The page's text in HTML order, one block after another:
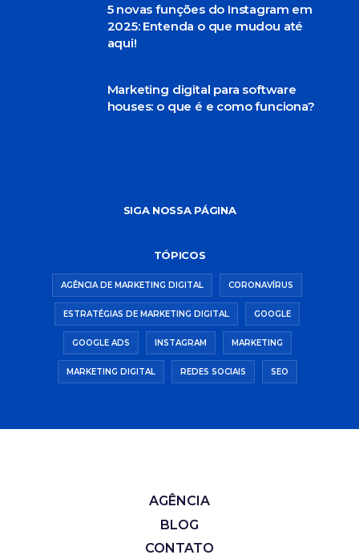
5 novas funções do Instagram em
2025: Entenda o que mudou até
aqui!
Marketing digital para software
houses: o que é e como funciona?
SIGA NOSSA PÁGINA
TÓPICOS
AGÊNCIA DE MARKETING DIGITAL CORONAVÍRUS
ESTRATÉGIAS DE MARKETING DIGITAL GOOGLE
GOOGLE ADS INSTAGRAM MARKETING
MARKETING DIGITAL REDES SOCIAIS SEO
AGÊNCIA
BLOG
CONTATO